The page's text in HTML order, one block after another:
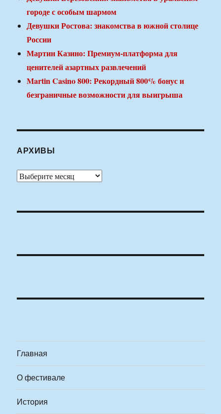
городе с особым шармом
Девушки Ростова: знакомства в южной столице
России
Мартин Казино: Премиум-платформа для
ценителей азартных развлечений
Martin Casino 800: Рекордный 800% бонус и
безграничные возможности для выигрыша
АРХИВЫ
Архивы
Главная
О фестивале
История